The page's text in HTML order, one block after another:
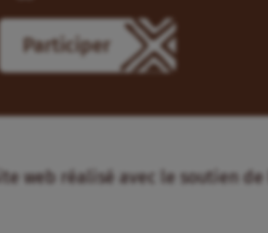
Participer
web réalisé avec le soutien de